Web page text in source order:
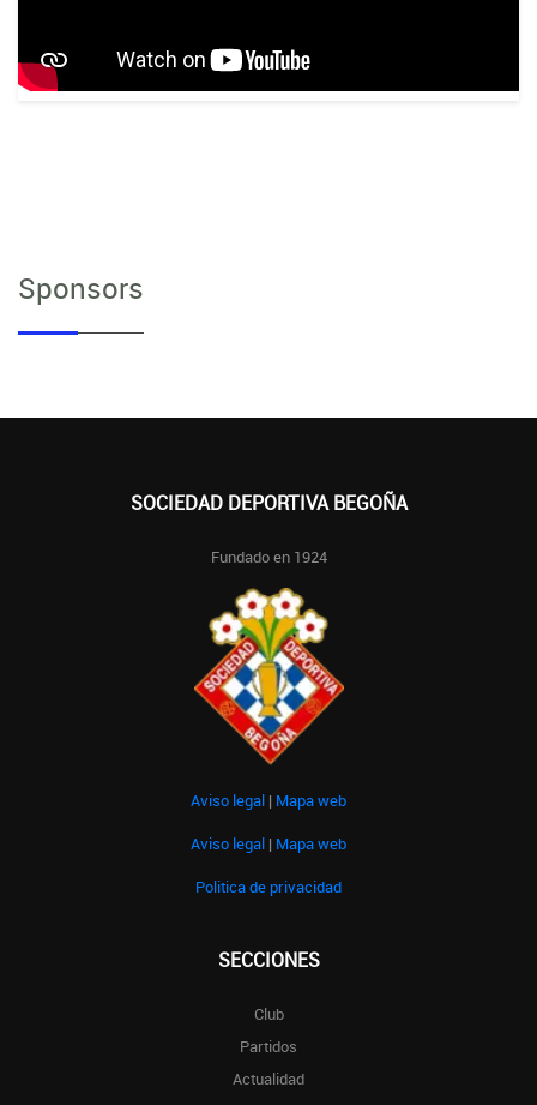
Sponsors
SOCIEDAD DEPORTIVA BEGOÑA
Fundado en 1924
Aviso legal | Mapa web
Aviso legal | Mapa web
Politica de privacidad
SECCIONES
Club
Partidos
Actualidad